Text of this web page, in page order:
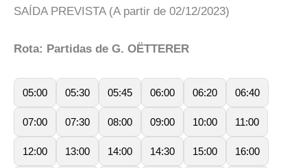
SAÍDA PREVISTA (A partir de 02/12/2023)
Rota: Partidas de G. OËTTERER
05:00 05:30 05:45 06:00 06:20 06:40
07:00 07:30 08:00 09:00 10:00 11:00
12:00 13:00 14:00 14:30 15:00 16:00